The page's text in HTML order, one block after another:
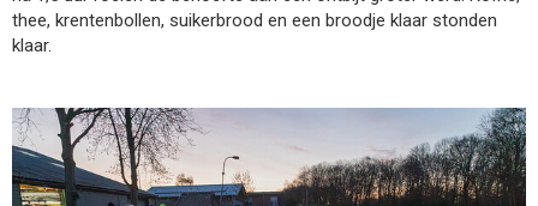
thee, krentenbollen, suikerbrood en een broodje klaar stonden
klaar.